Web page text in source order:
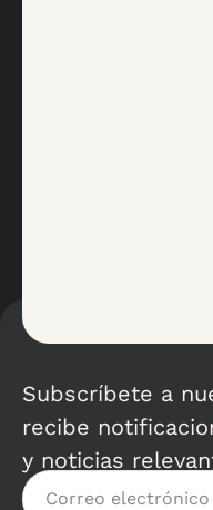
Subscríbete a
recibe
y noticias